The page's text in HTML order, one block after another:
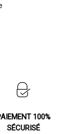
100%
SÉCURISÉ